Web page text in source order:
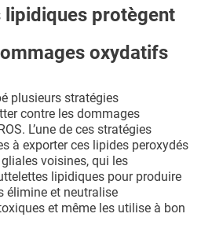
lipidiques protègent
oxydatifs
plusieurs stratégies
contre les dommages
L’une de ces stratégies
à exporter ces lipides peroxydés
voisines, qui les
lipidiques pour produire
élimine et neutralise
et même les utilise à bon